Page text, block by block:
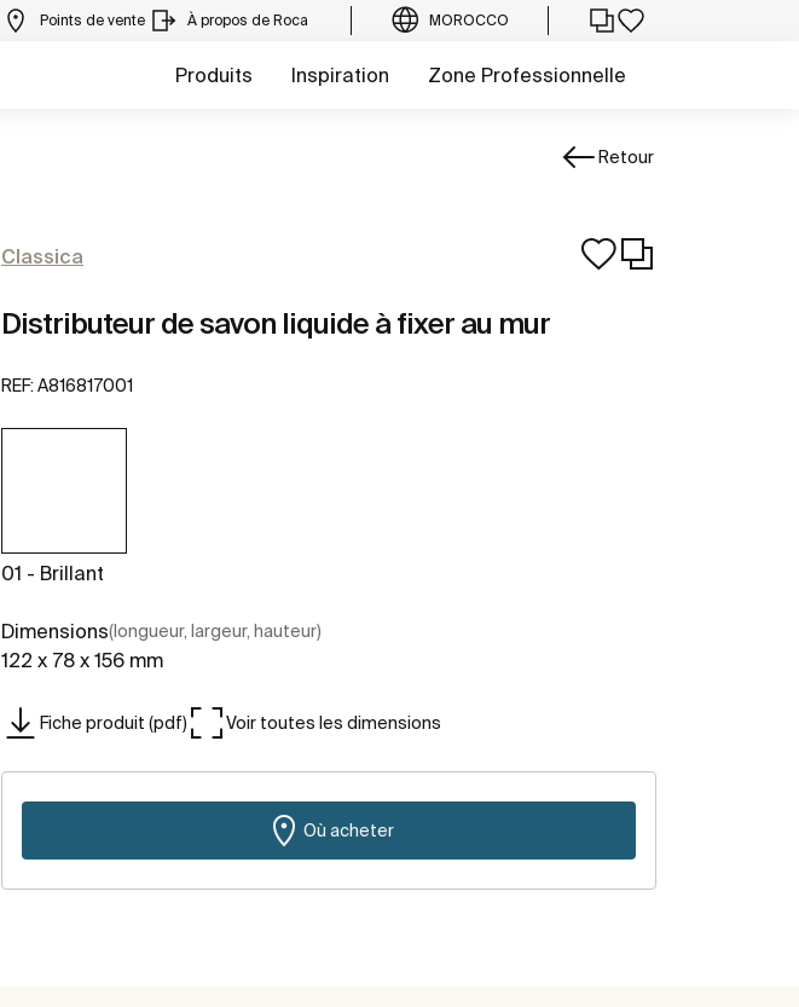
Points de vente À propos de Roca MOROCCO
Produits Inspiration Zone Professionnelle
Retour
Classica
Distributeur de savon liquide à fixer au mur
REF: A816817001
01 - Brillant
Dimensions(longueur, largeur, hauteur)
122 x 78 x 156 mm
Fiche produit (pdf) Voir toutes les dimensions
Où acheter